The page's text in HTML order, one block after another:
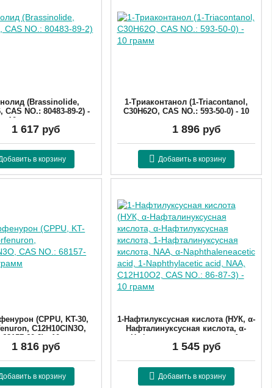
(Brassinolide,
CAS NO.: 80483-89-2) -
10 грамм
8048389210
1 617 руб
в корзину
1-Триаконтанол (1-Triacontanol,
C30H62O, CAS NO.: 593-50-0) - 10
Артикул: 59350010
1 896 руб
Добавить в корзину
(CPPU, KT-30,
C12H10ClN3O,
60-8) - 10 грамм
6815760810
1 816 руб
в корзину
1-Нафтилуксусная кислота (НУК, α-
Нафталинуксусная кислота, α-
Нафтилуксусная кислота, 1-
Нафталинуксусная кислота, NAA,
Naphthylacetic acid, NAA,
C12H10O2, CAS NO.: 86-87-3) - 10
грамм
1 545 руб
Добавить в корзину